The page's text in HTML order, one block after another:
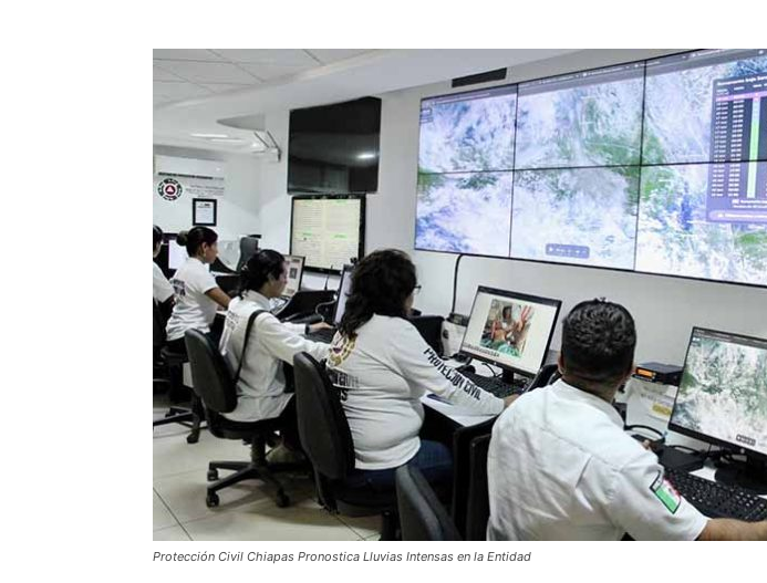
Protección Civil Chiapas Pronostica Lluvias Intensas en la Entidad